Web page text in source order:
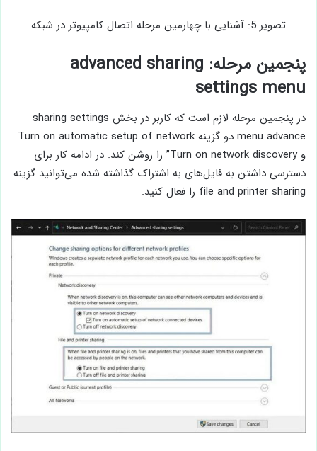
تصویر 5: آشنایی با چهارمین مرحله اتصال کامپیوتر در شبکه
پنجمین مرحله: advanced sharing
settings menu
در پنجمین مرحله لازم است که کاربر در بخش sharing settings
menu advance دو گزینه Turn on automatic setup of network
و Turn on network discovery” را روشن کند. در ادامه کار برای
دسترسی داشتن به فایل‌های به اشتراک گذاشته شده می‌توانید گزینه
file and printer sharing را فعال کنید.